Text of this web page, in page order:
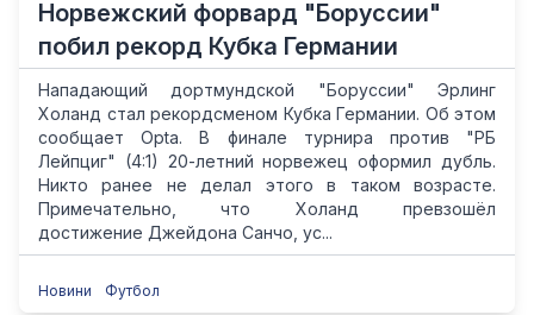
Норвежский форвард "Боруссии"
побил рекорд Кубка Германии
Нападающий дортмундской "Боруссии" Эрлинг
Холанд стал рекордсменом Кубка Германии. Об этом
сообщает Opta. В финале турнира против "РБ
Лейпциг" (4:1) 20-летний норвежец оформил дубль.
Никто ранее не делал этого в таком возрасте.
Примечательно, что Холанд превзошёл
достижение Джейдона Санчо, ус...
Новини Футбол